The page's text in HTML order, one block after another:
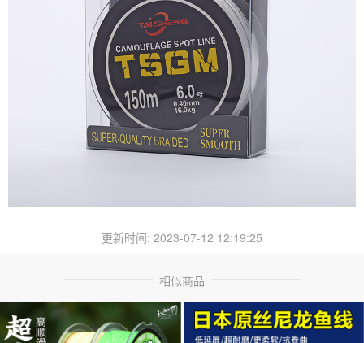
更新时间: 2023-07-12 12:19:25
相似商品